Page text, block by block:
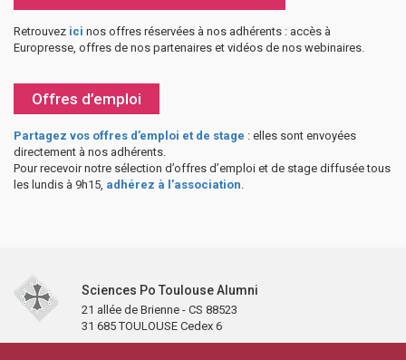
Retrouvez ici nos offres réservées à nos adhérents : accès à
Europresse, offres de nos partenaires et vidéos de nos webinaires.
Offres d’emploi
Partagez vos offres d’emploi et de stage : elles sont envoyées
directement à nos adhérents.
Pour recevoir notre sélection d’offres d’emploi et de stage diffusée tous
les lundis à 9h15, adhérez à l’association.
Sciences Po Toulouse Alumni
21 allée de Brienne - CS 88523
31 685 TOULOUSE Cedex 6